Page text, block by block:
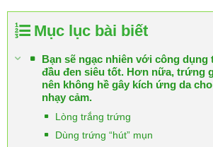
Mục lục bài biết
Bạn sẽ ngạc nhiên với công
đầu đen siêu tốt. Hơn nữa, trứng
nên không hề gây kích ứng da
nhạy cảm.
Lòng trắng trứng
Dùng trứng “hút” mụn